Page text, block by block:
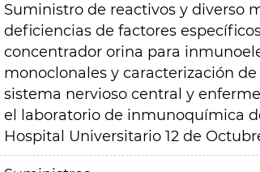
Suministro de reactivos y diverso
deficiencias de factores
concentrador orina para
monoclonales y caracterización
sistema nervioso central y
el laboratorio de inmunoquímica
Hospital Universitario 12 de